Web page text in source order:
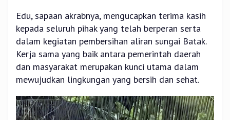
Edu, sapaan akrabnya, mengucapkan terima kasih
kepada seluruh pihak yang telah berperan serta
dalam kegiatan pembersihan aliran sungai Batak.
Kerja sama yang baik antara pemerintah daerah
dan masyarakat merupakan kunci utama dalam
mewujudkan lingkungan yang bersih dan sehat.